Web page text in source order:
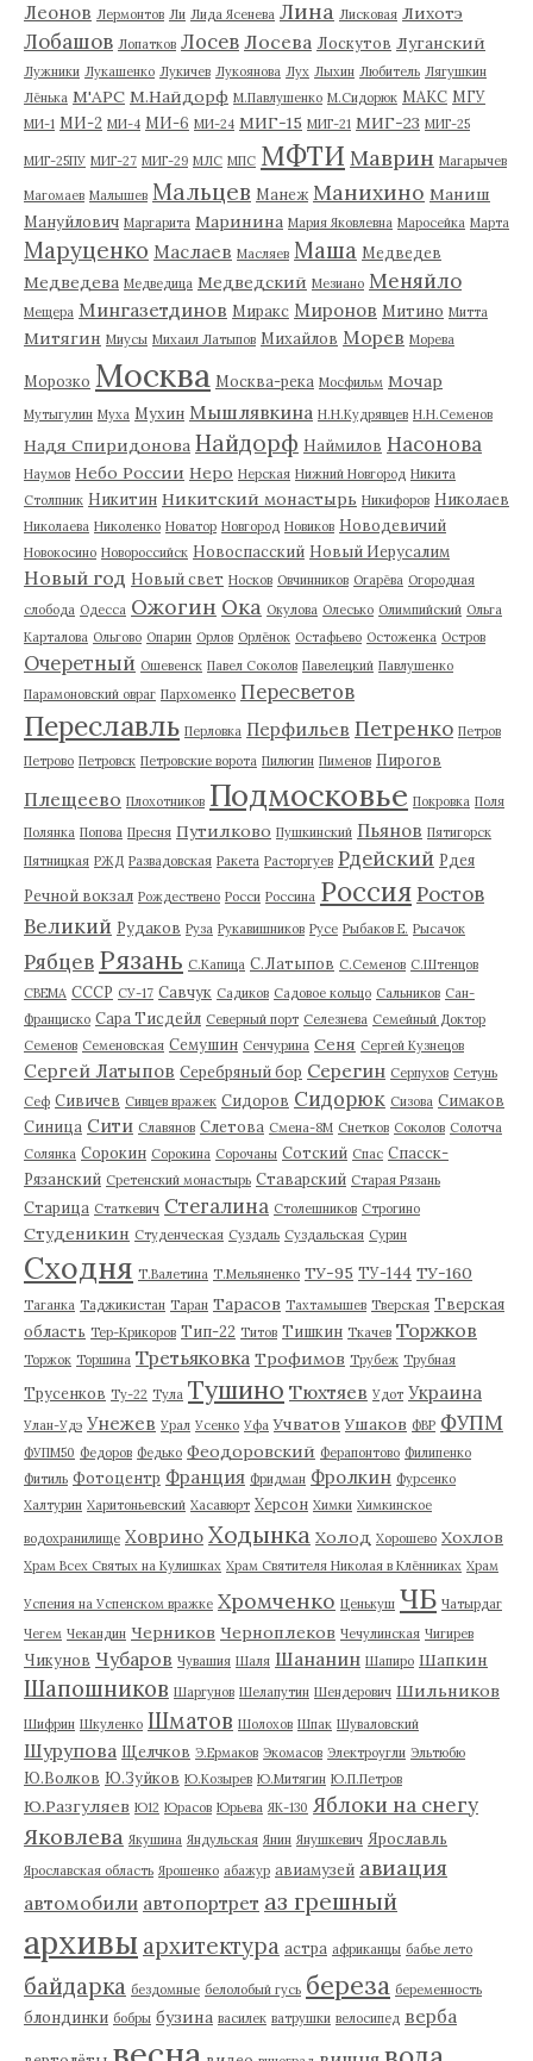
Леонов Лермонтов Ли Лида Ясенева Лина Лисковая Лихотэ
Лобашов Лопатков Лосев Лосева Лоскутов Луганский
Лужники Лукашенко Лукичев Лукоянова Лух Лыхин Любитель Лягушкин
Лёнька М'АРС М.Найдорф М.Павлушенко М.Сидорюк МАКС МГУ
МИ-1 МИ-2 МИ-4 МИ-6 МИ-24 МИГ-15 МИГ-21 МИГ-23 МИГ-25
МИГ-25ПУ МИГ-27 МИГ-29 МЛС МПС МФТИ Маврин Магарычев
Магомаев Малышев Мальцев Манеж Манихино Маниш
Мануйлович Маргарита Маринина Мария Яковлевна Маросейка Марта
Маруценко Маслаев Масляев Маша Медведев
Медведева Медведица Медведский Мезиано Меняйло
Мещера Мингазетдинов Миракс Миронов Митино Митта
Митягин Миусы Михаил Латыпов Михайлов Морев Морева
Морозко Москва Москва-река Мосфильм Мочар
Мутыгулин Муха Мухин Мышлявкина Н.Н.Кудрявцев Н.Н.Семенов
Надя Спиридонова Найдорф Наймилов Насонова
Наумов Небо России Неро Нерская Нижний Новгород Никита
Столпник Никитин Никитский монастырь Никифоров Николаев
Николаева Николенко Новатор Новгород Новиков Новодевичий
Новокосино Новороссийск Новоспасский Новый Иерусалим
Новый год Новый свет Носков Овчинников Огарёва Огородная
слобода Одесса Ожогин Ока Окулова Олесько Олимпийский Ольга
Карталова Ольгово Опарин Орлов Орлёнок Остафьево Остоженка Остров
Очеретный Ошевенск Павел Соколов Павелецкий Павлушенко
Парамоновский овраг Пархоменко Пересветов
Переславль Перловка Перфильев Петренко Петров
Петрово Петровск Петровские ворота Пилюгин Пименов Пирогов
Плещеево Плохотников Подмосковье Покровка Поля
Полянка Попова Пресня Путилково Пушкинский Пьянов Пятигорск
Пятницкая РЖД Развадовская Ракета Расторгуев Рдейский Рдея
Речной вокзал Рождествено Росси Россина Россия Ростов
Великий Рудаков Руза Рукавишников Русе Рыбаков Е. Рысачок
Рябцев Рязань С.Капица С.Латыпов С.Семенов С.Штенцов
СВЕМА СССР СУ-17 Савчук Садиков Садовое кольцо Сальников Сан-
Франциско Сара Тисдейл Северный порт Селезнева Семейный Доктор
Семенов Семеновская Семушин Сенчурина Сеня Сергей Кузнецов
Сергей Латыпов Серебряный бор Серегин Серпухов Сетунь
Сеф Сивичев Сивцев вражек Сидоров Сидорюк Сизова Симаков
Синица Сити Славянов Слетова Смена-8М Снетков Соколов Солотча
Солянка Сорокин Сорокина Сорочаны Сотский Спас Спасск-
Рязанский Сретенский монастырь Ставарский Старая Рязань
Старица Статкевич Стегалина Столешников Строгино
Студеникин Студенческая Суздаль Суздальская Сурин
Сходня Т.Валетина Т.Мельяненко ТУ-95 ТУ-144 ТУ-160
Таганка Таджикистан Таран Тарасов Тахтамышев Тверская Тверская
область Тер-Крикоров Тип-22 Титов Тишкин Ткачев Торжков
Торжок Торшина Третьяковка Трофимов Трубеж Трубная
Трусенков Ту-22 Тула Тушино Тюхтяев Удот Украина
Улан-Удэ Унежев Урал Усенко Уфа Учватов Ушаков ФВР ФУПМ
ФУПМ50 Федоров Федько Феодоровский Ферапонтово Филипенко
Фитиль Фотоцентр Франция Фридман Фролкин Фурсенко
Халтурин Харитоньевский Хасавюрт Херсон Химки Химкинское
водохранилище Ховрино Ходынка Холод Хорошево Хохлов
Храм Всех Святых на Кулишках Храм Святителя Николая в Клённиках Храм
Успения на Успенском вражке Хромченко Ценькуш ЧБ Чатырдаг
Чегем Чекандин Черников Черноплеков Чечулинская Чигирев
Чикунов Чубаров Чувашия Шаля Шананин Шапиро Шапкин
Шапошников Шаргунов Шелапутин Шендерович Шильников
Шифрин Шкуленко Шматов Шолохов Шпак Шуваловский
Шурупова Щелчков Э.Ермаков Экомасов Электроугли Эльтюбю
Ю.Волков Ю.Зуйков Ю.Козырев Ю.Митягин Ю.П.Петров
Ю.Разгуляев Ю12 Юрасов Юрьева ЯК-130 Яблоки на снегу
Яковлева Якушина Яндульская Янин Янушкевич Ярославль
Ярославская область Ярошенко абажур авиамузей авиация
автомобили автопортрет аз грешный
архивы архитектура астра африканцы бабье лето
байдарка бездомные белолобый гусь береза беременность
блондинки бобры бузина василек ватрушки велосипед верба